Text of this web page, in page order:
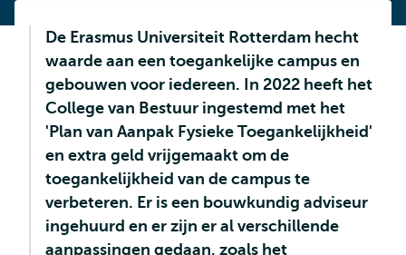
De Erasmus Universiteit Rotterdam hecht
waarde aan een toegankelijke campus en
gebouwen voor iedereen. In 2022 heeft het
College van Bestuur ingestemd met het
'Plan van Aanpak Fysieke Toegankelijkheid'
en extra geld vrijgemaakt om de
toegankelijkheid van de campus te
verbeteren. Er is een bouwkundig adviseur
ingehuurd en er zijn er al verschillende
aanpassingen gedaan, zoals het